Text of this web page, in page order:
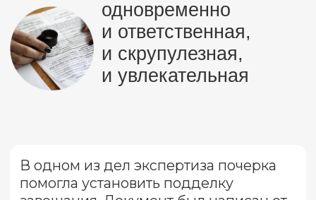
На основе проведенных исследований
составляется заключение, в котором
четко прописывается, что именно было
установлено в ходе экспертизы, какие
признаки указывают на то, что почерк
выполнен конкретным лицом.
О нас в цифрах